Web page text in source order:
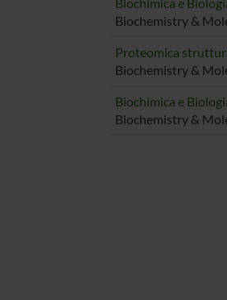
Biochemistry &
Proteomica
Biochemistry &
Biochimica e
Biochemistry &